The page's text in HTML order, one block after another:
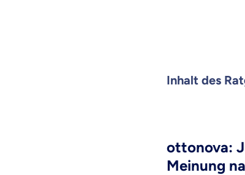
Inhalt des
ottonova:
Meinung